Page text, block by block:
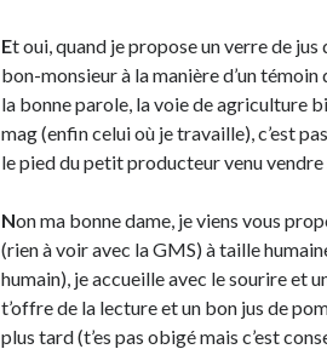
Et oui, quand je propose un verre de
bon-monsieur à la manière d’un
la bonne parole, la voie de agriculture
mag (enfin celui où je travaille), c’est
le pied du petit producteur venu vendre
Non ma bonne dame, je viens vous
(rien à voir avec la GMS) à taille
humain), je accueille avec le sourire et
t’offre de la lecture et un bon jus de
plus tard (t’es pas obigé mais c’est